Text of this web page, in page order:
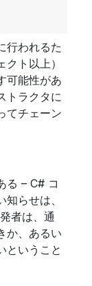
行われるた
ト以上）
可能性があ
トラクタに
てチェーン
る – C# コ
らせは、
者は、通
か、あるい
ということ